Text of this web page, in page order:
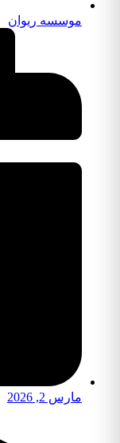
موسسه ریوان
مارس 2, 2026